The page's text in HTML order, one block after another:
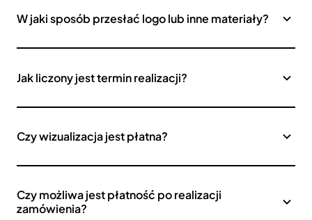
W jaki sposób przesłać logo lub inne materiały?
Jak liczony jest termin realizacji?
Czy wizualizacja jest płatna?
Czy możliwa jest płatność po realizacji
zamówienia?